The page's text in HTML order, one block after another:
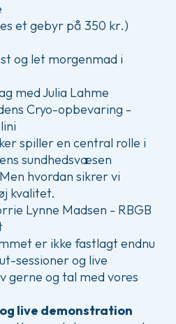
et gebyr på 350 kr.)
og let morgenmad i
med Julia Lahme
Cryo-opbevaring -
spiller en central rolle i
sundhedsvæsen
hvordan sikrer vi
kvalitet.
Lynne Madsen - RBGB
er ikke fastlagt endnu
sessioner og live
gerne og tal med vores
live demonstration